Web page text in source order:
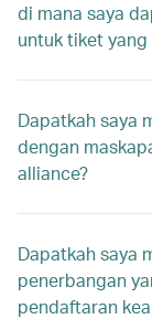
di mana saya
untuk tiket yang
Dapatkah saya
dengan
alliance?
Dapatkah saya
penerbangan
pendaftaran